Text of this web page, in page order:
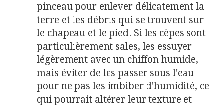
pinceau pour enlever délicatement la
terre et les débris qui se trouvent sur
le chapeau et le pied. Si les cèpes sont
particulièrement sales, les essuyer
légèrement avec un chiffon humide,
mais éviter de les passer sous l'eau
pour ne pas les imbiber d'humidité, ce
qui pourrait altérer leur texture et